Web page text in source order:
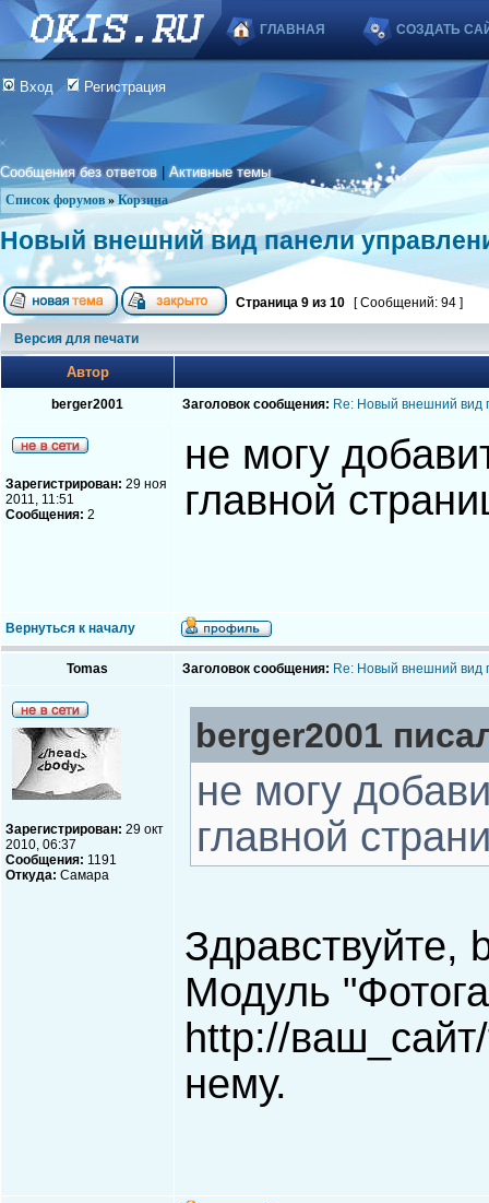
ГЛАВНАЯ СОЗДАТЬ
Вход Регистрация
Сообщения без ответов |Активные темы
Список форумов » Корзина
Новый внешний вид панели
Страница 9 из 10 [ Сообщений: 94 ]
Версия для печати
Автор
berger2001 Заголовок сообщения: Re: Новый внешний вид
Зарегистрирован: 29 ноя
2011, 11:51
Сообщения: 2
не могу
главной
Вернуться к началу
Tomas Заголовок сообщения: Re: Новый внешний вид
Зарегистрирован: 29 окт
2010, 06:37
Сообщения: 1191
Откуда: Самара
berger2001
не могу
главной
Здравствуйте,
Модуль
http://
нему.